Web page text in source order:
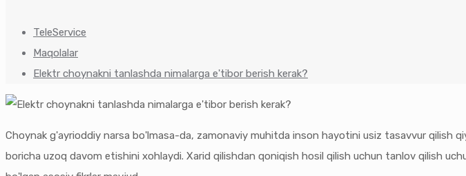
TeleService
Maqolalar
Elektr choynakni tanlashda nimalarga e'tibor berish kerak?
Choynak g'ayrioddiy narsa bo'lmasa-da, zamonaviy muhitda inson hayotini usiz tasavvur qilish
boricha uzoq davom etishini xohlaydi. Xarid qilishdan qoniqish hosil qilish uchun tanlov qilish